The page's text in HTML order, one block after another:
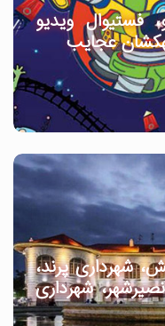
فستیوال ویدیو
عجایب
شهرداری پرند،
شهرداری